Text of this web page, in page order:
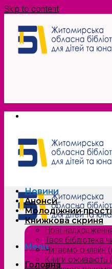
Skip to content
Menu
Головна
Новини
Анонси
Молодіжний
Книжкова скриня
Нові
Твоя бібліотека
Читаємо онлайн
Книги оживають